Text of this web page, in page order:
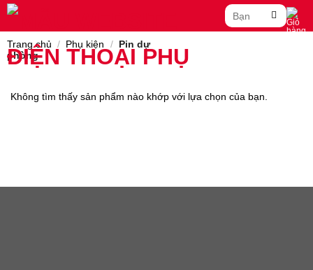
Skip
content
Tìm
kiếm:
Trang chủ / Phụ kiện / Pin dự
phòng
Không tìm thấy sản phẩm nào khớp với lựa chọn của bạn.